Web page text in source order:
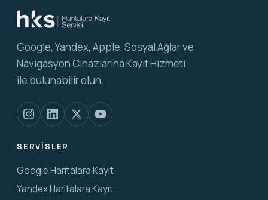
Google, Yandex, Apple, Sosyal Ağlar ve
Navigasyon Cihazlarına Kayıt Hizmeti
ile bulunabilir olun.
SERVISLER
Google Haritalara Kayıt
Yandex Haritalara Kayıt